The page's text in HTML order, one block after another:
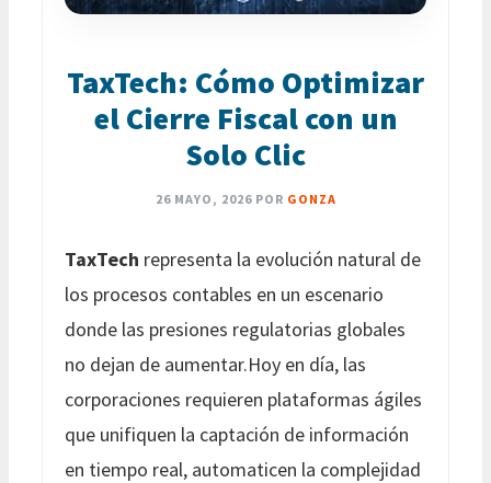
TaxTech: Cómo Optimizar
el Cierre Fiscal con un
Solo Clic
26 MAYO, 2026 POR GONZA
TaxTech representa la evolución natural de
los procesos contables en un escenario
donde las presiones regulatorias globales
no dejan de aumentar.Hoy en día, las
corporaciones requieren plataformas ágiles
que unifiquen la captación de información
en tiempo real, automaticen la complejidad